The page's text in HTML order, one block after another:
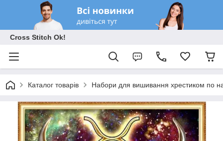
Cross Stitch Ok!
Каталог товарів Набори для вишивання хрестиком по